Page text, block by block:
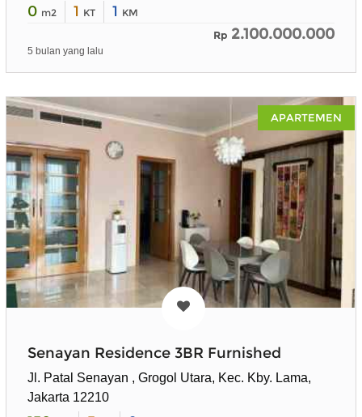
0 m2 1 KT 1 KM
Rp 2.100.000.000
5 bulan yang lalu
APARTEMEN
Senayan Residence 3BR Furnished
Jl. Patal Senayan , Grogol Utara, Kec. Kby. Lama,
Jakarta 12210